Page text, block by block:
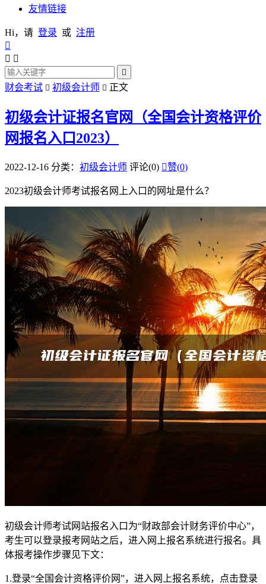
友情链接
Hi，请 登录 或 注册

 

财会考试  初级会计师  正文
初级会计证报名官网（全国会计资格评价
网报名入口2023）
2022-12-16 分类： 初级会计师 评论(0) 赞(0)
2023初级会计师考试报名网上入口的网址是什么？
初级会计师考试网站报名入口为“财政部会计财务评价中心”，
考生可以登录报考网站之后，进入网上报名系统进行报名。具
体报考操作步骤见下文：
1.登录“全国会计资格评价网”，进入网上报名系统，点击登录